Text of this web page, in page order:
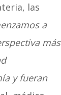
las
a
más
y fueran